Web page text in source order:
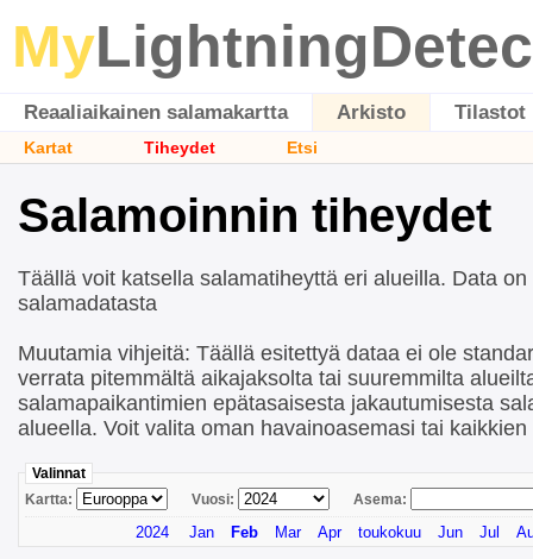
My
Reaaliaikainen salamakartta Arkisto Tilastot
Kartat Tiheydet Etsi
Salamoinnin tiheydet
Täällä voit katsella salamatiheyttä eri alueilla. Data
salamadatasta
Muutamia vihjeitä: Täällä esitettyä dataa ei ole
verrata pitemmältä aikajaksolta tai suuremmilta
salamapaikantimien epätasaisesta jakautumisesta
alueella. Voit valita oman havainoasemasi tai
Valinnat
Kartta:
Vuosi: Asema:
2024 Jan Feb Mar Apr toukokuu Jun Jul